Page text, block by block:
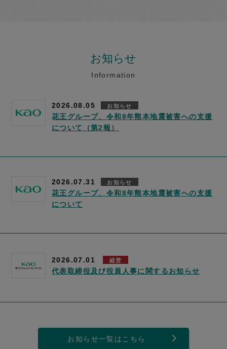
お知らせ
Information
2026.08.05 お知らせ
花王グループ、令和8年熊本地震被害への支援
について（第2報）
2026.07.31 お知らせ
花王グループ、令和8年熊本地震被害への支援
について
2026.07.01 経営
代表取締役及び役員人事に関するお知らせ
お知らせ一覧はこちら